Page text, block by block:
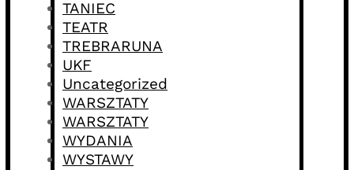
TANIEC
TEATR
TREBRARUNA
UKF
Uncategorized
WARSZTATY
WARSZTATY
WYDANIA
WYSTAWY